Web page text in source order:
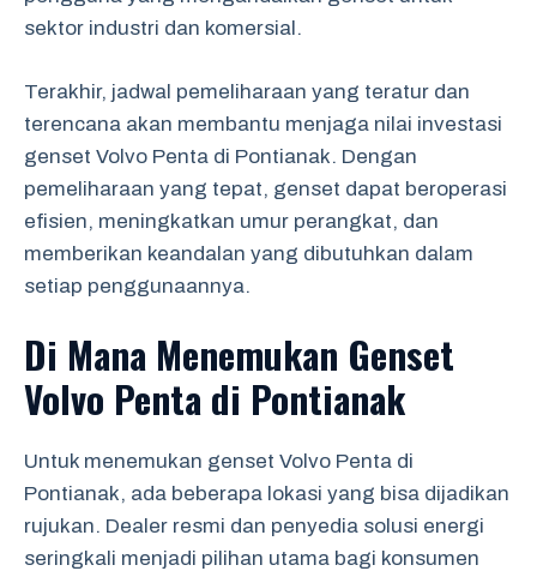
sektor industri dan komersial.
Terakhir, jadwal pemeliharaan yang teratur dan
terencana akan membantu menjaga nilai investasi
genset Volvo Penta di Pontianak. Dengan
pemeliharaan yang tepat, genset dapat beroperasi
efisien, meningkatkan umur perangkat, dan
memberikan keandalan yang dibutuhkan dalam
setiap penggunaannya.
Di Mana Menemukan Genset
Volvo Penta di Pontianak
Untuk menemukan genset Volvo Penta di
Pontianak, ada beberapa lokasi yang bisa dijadikan
rujukan. Dealer resmi dan penyedia solusi energi
seringkali menjadi pilihan utama bagi konsumen